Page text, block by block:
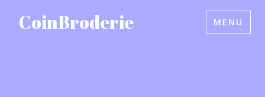
CoinBroderie MENU